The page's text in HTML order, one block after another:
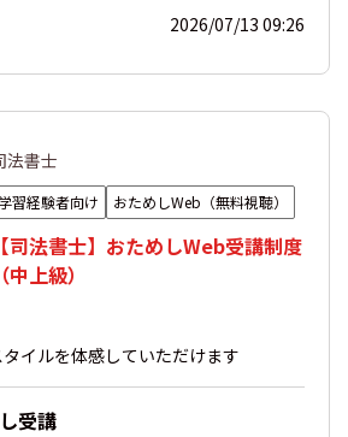
2026/07/13 09:26
法書士
学習経験者向け おためしWeb（無料視聴）
【司法書士】おためしWeb受講制度
（中上級）
イルを体感していただけます
受講